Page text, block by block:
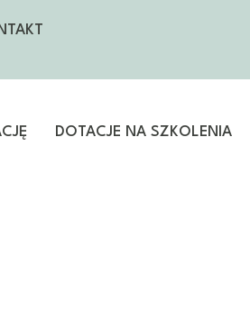
DOTACJE NA SZKOLENIA